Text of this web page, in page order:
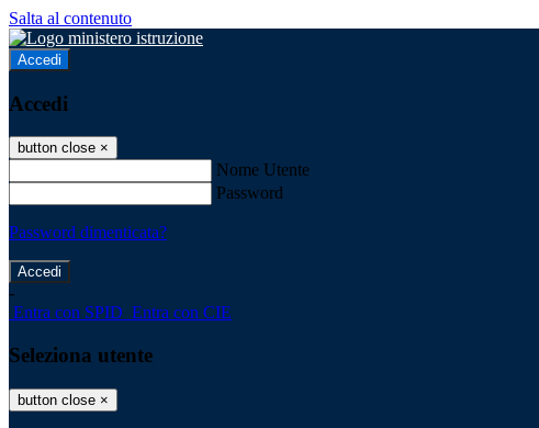
Salta al contenuto
Accedi
Accedi
button close ×
Nome Utente
Password
Password dimenticata?
-
Entra con SPID Entra con CIE
Seleziona utente
button close ×